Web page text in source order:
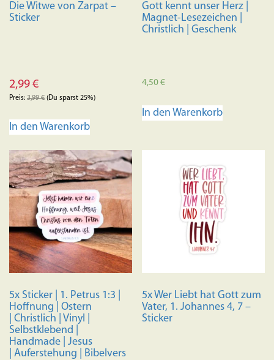
gewählt
werden
Die Witwe von Zarpat –
Sticker
2,99 €
Preis: 3,99€ (Du sparst 25%)
In den Warenkorb
Gott kennt unser Herz |
Magnet-Lesezeichen |
Christlich | Geschenk
4,50€
In den Warenkorb
5x Sticker | 1. Petrus 1:3 |
Hoffnung | Ostern
| Christlich | Vinyl |
Selbstklebend |
Handmade | Jesus
| Auferstehung | Bibelvers
5x Wer Liebt hat Gott zum
Vater, 1. Johannes 4, 7 –
Sticker